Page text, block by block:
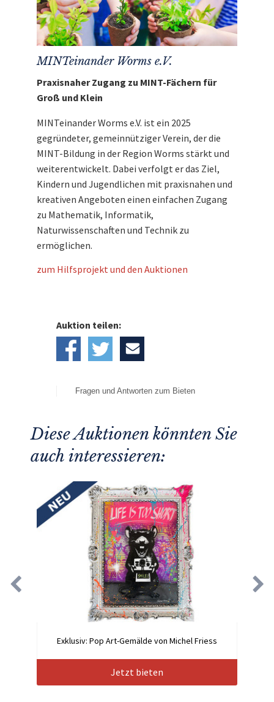
MINTeinander Worms e.V.
Praxisnaher Zugang zu MINT-Fächern für
Groß und Klein
MINTeinander Worms e.V. ist ein 2025
gegründeter, gemeinnütziger Verein, der die
MINT-Bildung in der Region Worms stärkt und
weiterentwickelt. Dabei verfolgt er das Ziel,
Kindern und Jugendlichen mit praxisnahen und
kreativen Angeboten einen einfachen Zugang
zu Mathematik, Informatik,
Naturwissenschaften und Technik zu
ermöglichen.
zum Hilfsprojekt und den Auktionen
Auktion teilen:
Fragen und Antworten zum Bieten
Diese Auktionen könnten Sie
auch interessieren:
Exklusiv: Pop Art-Gemälde von Michel Friess
Jetzt bieten